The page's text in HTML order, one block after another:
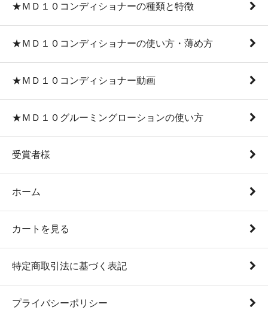
★ＭＤ１０コンディショナーの種類と特徴
★ＭＤ１０コンディショナーの使い方・薄め方
★ＭＤ１０コンディショナー動画
★ＭＤ１０グルーミングローションの使い方
受賞者様
ホーム
カートを見る
特定商取引法に基づく表記
プライバシーポリシー